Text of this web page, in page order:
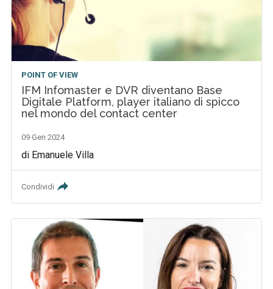
POINT OF VIEW
IFM Infomaster e DVR diventano Base
Digitale Platform, player italiano di spicco
nel mondo del contact center
09 Gen 2024
di Emanuele Villa
Condividi